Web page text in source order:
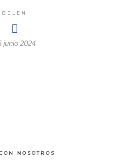
BELEN
junio 2024
NOSOTROS